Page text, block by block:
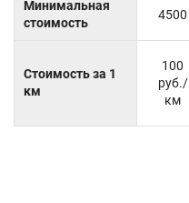
Минимальная
стоимость
4500
Стоимость за 1
км
100
руб./
км